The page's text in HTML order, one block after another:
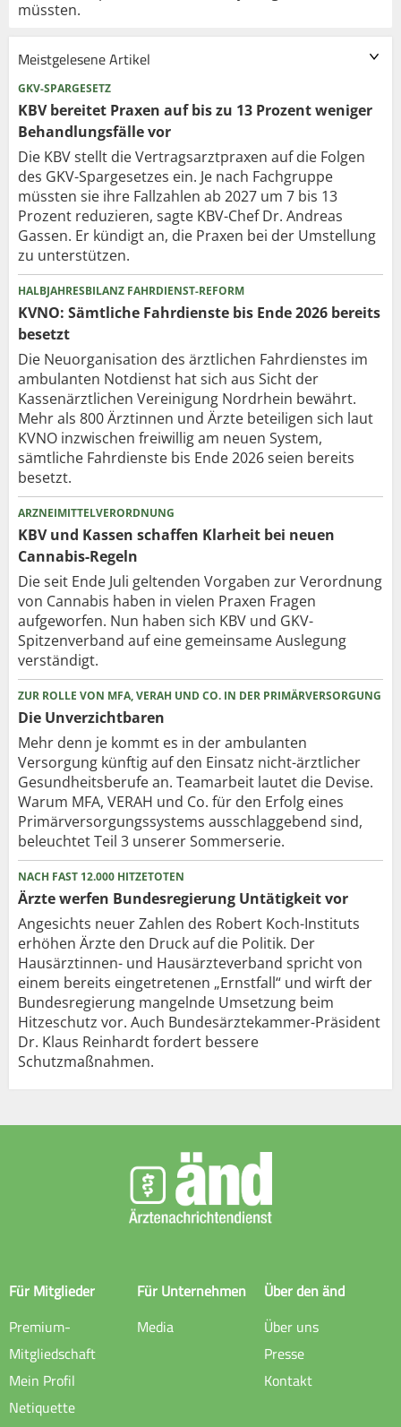
müssten.
Meistgelesene Artikel
GKV-SPARGESETZ
KBV bereitet Praxen auf bis zu 13 Prozent weniger
Behandlungsfälle vor
Die KBV stellt die Vertragsarztpraxen auf die Folgen
des GKV-Spargesetzes ein. Je nach Fachgruppe
müssten sie ihre Fallzahlen ab 2027 um 7 bis 13
Prozent reduzieren, sagte KBV-Chef Dr. Andreas
Gassen. Er kündigt an, die Praxen bei der Umstellung
zu unterstützen.
HALBJAHRESBILANZ FAHRDIENST-REFORM
KVNO: Sämtliche Fahrdienste bis Ende 2026 bereits
besetzt
Die Neuorganisation des ärztlichen Fahrdienstes im
ambulanten Notdienst hat sich aus Sicht der
Kassenärztlichen Vereinigung Nordrhein bewährt.
Mehr als 800 Ärztinnen und Ärzte beteiligen sich laut
KVNO inzwischen freiwillig am neuen System,
sämtliche Fahrdienste bis Ende 2026 seien bereits
besetzt.
ARZNEIMITTELVERORDNUNG
KBV und Kassen schaffen Klarheit bei neuen
Cannabis-Regeln
Die seit Ende Juli geltenden Vorgaben zur Verordnung
von Cannabis haben in vielen Praxen Fragen
aufgeworfen. Nun haben sich KBV und GKV-
Spitzenverband auf eine gemeinsame Auslegung
verständigt.
ZUR ROLLE VON MFA, VERAH UND CO. IN DER PRIMÄRVERSORGUNG
Die Unverzichtbaren
Mehr denn je kommt es in der ambulanten
Versorgung künftig auf den Einsatz nicht-ärztlicher
Gesundheitsberufe an. Teamarbeit lautet die Devise.
Warum MFA, VERAH und Co. für den Erfolg eines
Primärversorgungssystems ausschlaggebend sind,
beleuchtet Teil 3 unserer Sommerserie.
NACH FAST 12.000 HITZETOTEN
Ärzte werfen Bundesregierung Untätigkeit vor
Angesichts neuer Zahlen des Robert Koch-Instituts
erhöhen Ärzte den Druck auf die Politik. Der
Hausärztinnen- und Hausärzteverband spricht von
einem bereits eingetretenen „Ernstfall“ und wirft der
Bundesregierung mangelnde Umsetzung beim
Hitzeschutz vor. Auch Bundesärztekammer-Präsident
Dr. Klaus Reinhardt fordert bessere
Schutzmaßnahmen.
Für Mitglieder
Premium-
Mitgliedschaft
Mein Profil
Netiquette
Für Unternehmen
Media
Über den änd
Über uns
Presse
Kontakt